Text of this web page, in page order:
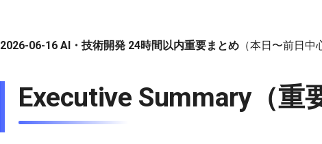
2026-06-16 AI・技術開発 24時間以内重要まとめ （本日〜前日中
Executive Summary（重